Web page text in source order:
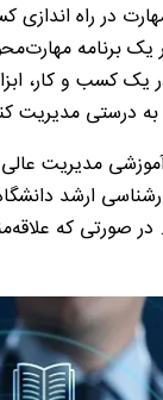
در راه
برنامه
یک کسب و کار،
به درستی مدیریت
آموزشی مدیریت
ارشد
صورتی که